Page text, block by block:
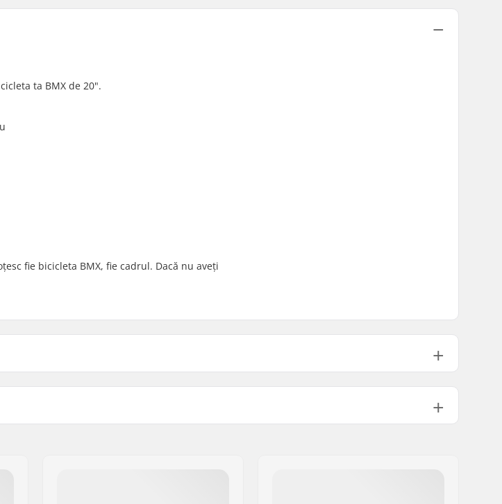
ta BMX de 20".
fie bicicleta BMX, fie cadrul. Dacă nu aveți
Gyro compatibil: Nu